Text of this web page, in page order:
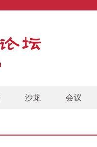
沙龙 会议